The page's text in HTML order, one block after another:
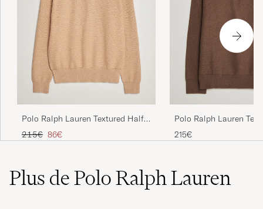
Polo Ralph Lauren Textured Half
Zip Camel Melange
Prix ordinaire
215€ Prix réduit
86€
Polo Ralph Lauren
Zip Nutmeg Brown
215€
Plus de Polo Ralph Lauren